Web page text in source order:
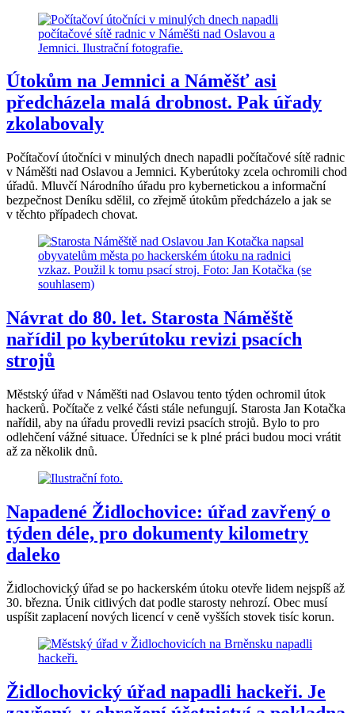
Útokům na Jemnici a Náměšť asi
předcházela malá drobnost. Pak úřady
zkolabovaly
Počítačoví útočníci v minulých dnech napadli počítačové sítě radnic
v Náměšti nad Oslavou a Jemnici. Kyberútoky zcela ochromili chod
úřadů. Mluvčí Národního úřadu pro kybernetickou a informační
bezpečnost Deníku sdělil, co zřejmě útokům předcházelo a jak se
v těchto případech chovat.
Návrat do 80. let. Starosta Náměště
nařídil po kyberútoku revizi psacích
strojů
Městský úřad v Náměšti nad Oslavou tento týden ochromil útok
hackerů. Počítače z velké části stále nefungují. Starosta Jan Kotačka
nařídil, aby na úřadu provedli revizi psacích strojů. Bylo to pro
odlehčení vážné situace. Úředníci se k plné práci budou moci vrátit
až za několik dnů.
Napadené Židlochovice: úřad zavřený o
týden déle, pro dokumenty kilometry
daleko
Židlochovický úřad se po hackerském útoku otevře lidem nejspíš až
30. března. Únik citlivých dat podle starosty nehrozí. Obec musí
uspíšit zaplacení nových licencí v ceně vyšších stovek tisíc korun.
Židlochovický úřad napadli hackeři. Je